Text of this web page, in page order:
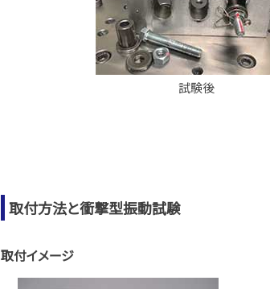
試験後
取付方法と衝撃型振動試験
取付イメージ